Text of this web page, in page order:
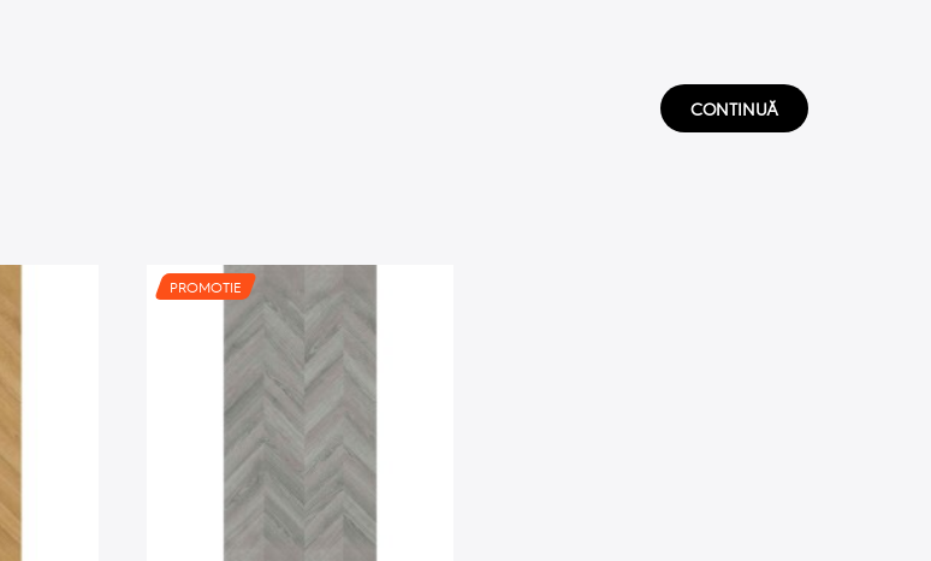
CONTINUĂ
PROMOTIE